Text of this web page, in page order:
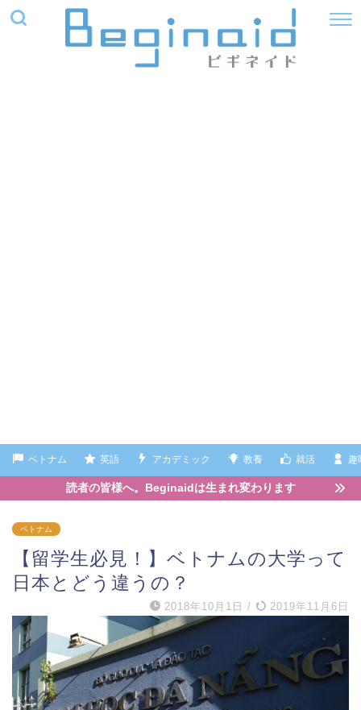
ベトナム 英語 アカデミック 教養 就活 趣
読者の皆様へ。Beginaidは生まれ変わります
ベトナム
【留学生必見！】ベトナムの大学って
日本とどう違うの？
2018年10月1日 / 2019年11月6日